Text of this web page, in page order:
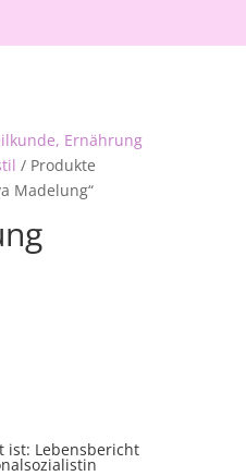
Ernährung
/ Produkte
Madelung“
ist: Lebensbericht